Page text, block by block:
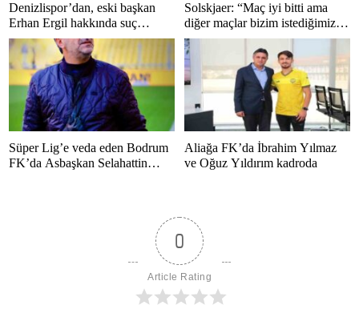
Denizlispor’dan, eski başkan
Erhan Ergil hakkında suç
duyurusu
Solskjaer: “Maç iyi bitti ama
diğer maçlar bizim istediğimiz
gibi bitmedi”
Süper Lig’e veda eden Bodrum
FK’da Asbaşkan Selahattin
Aliağa FK’da İbrahim Yılmaz
ve Oğuz Yıldırım kadroda
0
Article Rating